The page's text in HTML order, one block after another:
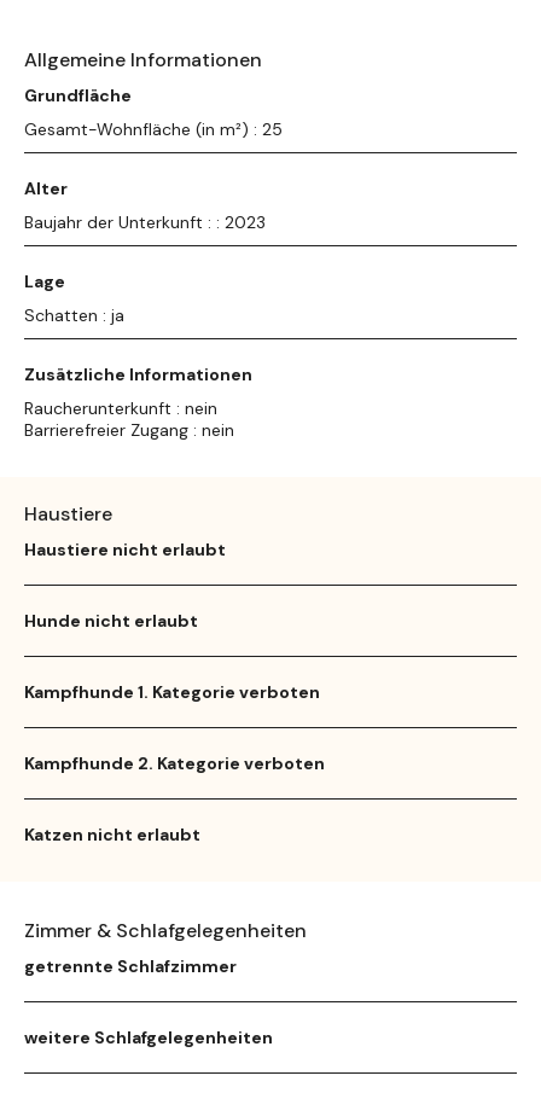
Allgemeine Informationen
Grundfläche
Gesamt-Wohnfläche (in m²) : 25
Alter
Baujahr der Unterkunft : : 2023
Lage
Schatten : ja
Zusätzliche Informationen
Raucherunterkunft : nein
Barrierefreier Zugang : nein
Haustiere
Haustiere nicht erlaubt
Hunde nicht erlaubt
Kampfhunde 1. Kategorie verboten
Kampfhunde 2. Kategorie verboten
Katzen nicht erlaubt
Zimmer & Schlafgelegenheiten
getrennte Schlafzimmer
weitere Schlafgelegenheiten